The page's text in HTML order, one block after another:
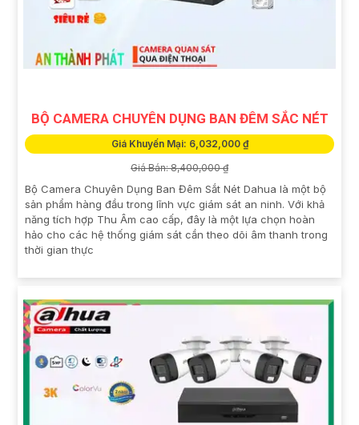
BỘ CAMERA CHUYÊN DỤNG BAN ĐÊM SẮC NÉT
Giá Khuyến Mại: 6,032,000 ₫
Giá Bán: 8,400,000 ₫
Bộ Camera Chuyên Dụng Ban Đêm Sắt Nét Dahua là một bộ
sản phẩm hàng đầu trong lĩnh vực giám sát an ninh. Với khả
năng tích hợp Thu Âm cao cấp, đây là một lựa chọn hoàn
hảo cho các hệ thống giám sát cần theo dõi âm thanh trong
thời gian thực